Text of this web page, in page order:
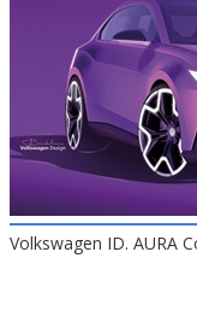
Volkswagen ID. AURA